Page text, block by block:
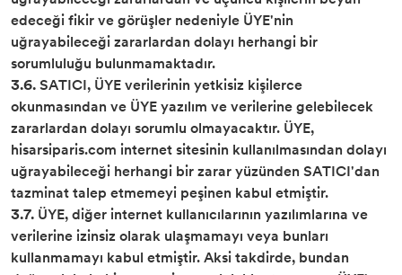
edeceği fikir ve görüşler nedeniyle ÜYE'nin
uğrayabileceği zararlardan dolayı herhangi bir
sorumluluğu bulunmamaktadır.
3.6.SATICI, ÜYE verilerinin yetkisiz kişilerce
okunmasından ve ÜYE yazılım ve verilerine gelebilecek
zararlardan dolayı sorumlu olmayacaktır. ÜYE,
hisarsiparis.com internet sitesinin kullanılmasından dolayı
uğrayabileceği herhangi bir zarar yüzünden SATICI'dan
tazminat talep etmemeyi peşinen kabul etmiştir.
3.7. ÜYE, diğer internet kullanıcılarının yazılımlarına ve
verilerine izinsiz olarak ulaşmamayı veya bunları
kullanmamayı kabul etmiştir. Aksi takdirde, bundan